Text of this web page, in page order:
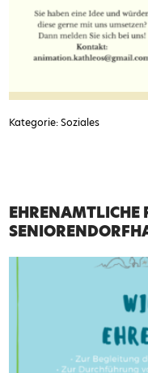
Kategorie: Soziales
EHRENAMTLICHE